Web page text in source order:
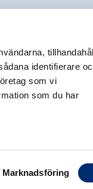
identifierare
som vi
som du har
Marknadsföring